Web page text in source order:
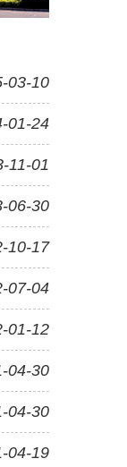
03-10
01-24
11-01
06-30
10-17
07-04
01-12
04-30
04-30
04-19